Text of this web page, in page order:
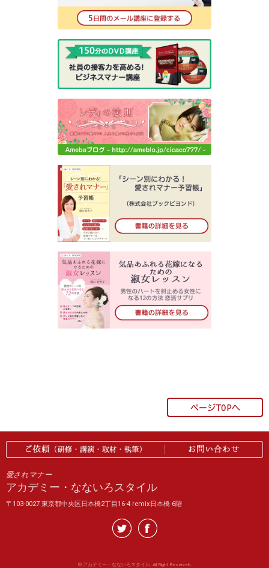
愛されマナー
アカデミー・なないろスタイル
〒103-0027 東京都中央区日本橋2丁目16-4 remix日本橋 6階
© アカデミー・なないろスタイル. All Right Reserveb.